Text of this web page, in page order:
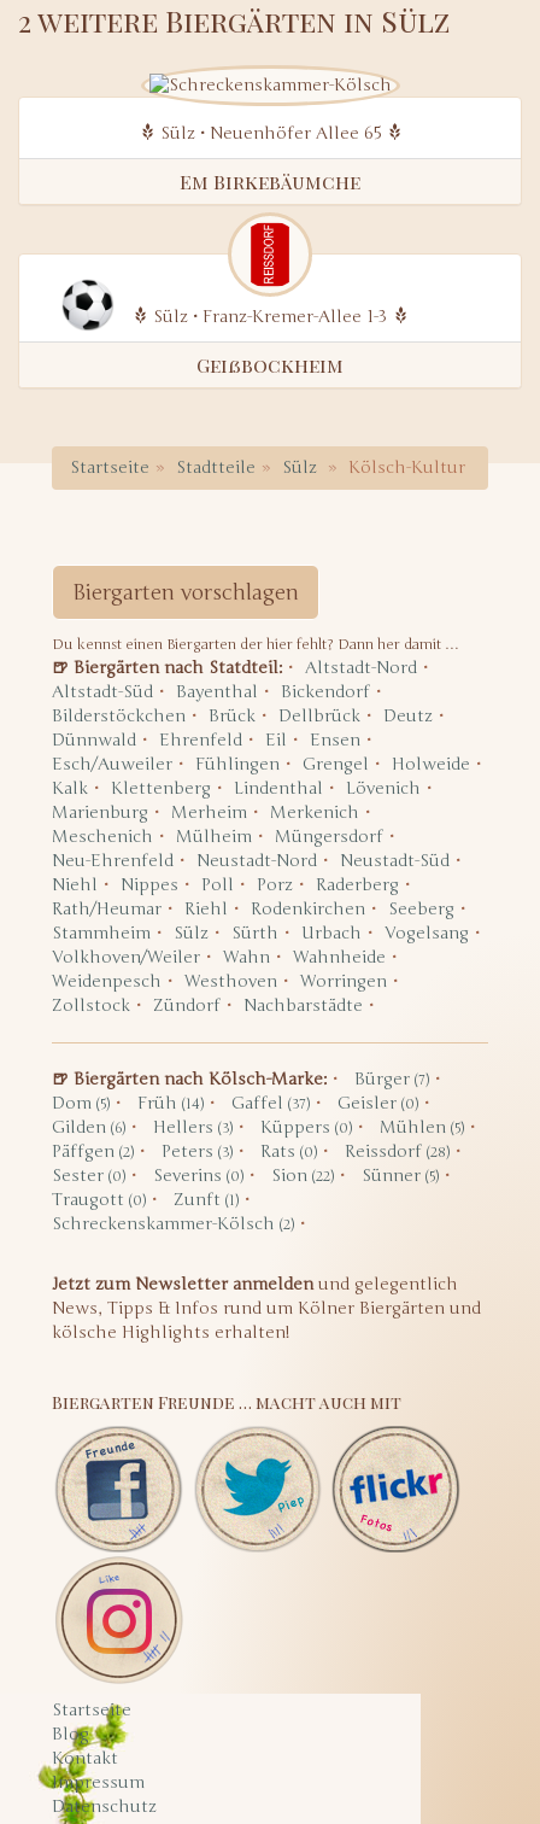
2 weitere Biergärten in Sülz
Sülz • Neuenhöfer Allee 65
Em Birkebäumche
Sülz • Franz-Kremer-Allee 1-3
Geißbockheim
Startseite Stadtteile Sülz Kölsch-Kultur
Biergarten vorschlagen
Du kennst einen Biergarten der hier fehlt? Dann her damit …
🍺 Biergärten nach Statdteil:
Altstadt-Nord
Altstadt-Süd
Bayenthal
Bickendorf
Bilderstöckchen
Brück Dellbrück
Deutz
Dünnwald
Ehrenfeld Eil
Ensen
Esch/Auweiler
Fühlingen Grengel
Holweide
Kalk
Klettenberg Lindenthal
Lövenich
Marienburg
Merheim
Merkenich
Meschenich
Mülheim
Müngersdorf
Neu-Ehrenfeld
Neustadt-Nord
Neustadt-Süd
Niehl
Nippes Poll Porz
Raderberg
Rath/Heumar
Riehl Rodenkirchen
Seeberg
Stammheim
Sülz Sürth Urbach
Vogelsang
Volkhoven/Weiler
Wahn
Wahnheide
Weidenpesch
Westhoven
Worringen
Zollstock
Zündorf Nachbarstädte
🍺 Biergärten nach Kölsch-Marke: Bürger (7)
Dom (5) Früh (14) Gaffel (37) Geisler (0)
Gilden (6) Hellers (3) Küppers (0) Mühlen (5)
Päffgen (2) Peters (3) Rats (0) Reissdorf (28)
Sester (0) Severins (0) Sion (22) Sünner (5)
Traugott (0) Zunft (1)
Schreckenskammer-Kölsch (2)
Jetzt zum Newsletter anmeldenund gelegentlich
News, Tipps & Infos rund um Kölner Biergärten und
kölsche Highlights erhalten!
Biergarten Freunde … macht auch mit
Startseite
Blog
Kontakt
Impressum
Datenschutz